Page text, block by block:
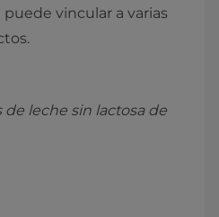
vincular a varias
de leche sin lactosa de